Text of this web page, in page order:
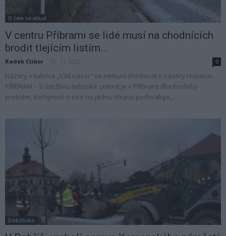
O čem se mluví
V centru Příbrami se lidé musí na chodnících
brodit tlejícím listím…
Radek Ctibor 0
Názory v rubrice „Váš názor“ se nemusí shodovat s názory redakce.
PŘÍBRAM – S údržbou městské zeleně je v Příbrami dlouhodobý
problém. Veřejnost si sice na jednu stranu pochvaluje,...
Dobříšsko